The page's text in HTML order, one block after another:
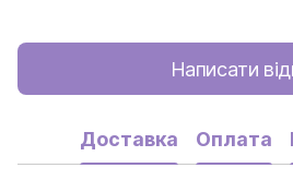
Написати
Доставка Оплата